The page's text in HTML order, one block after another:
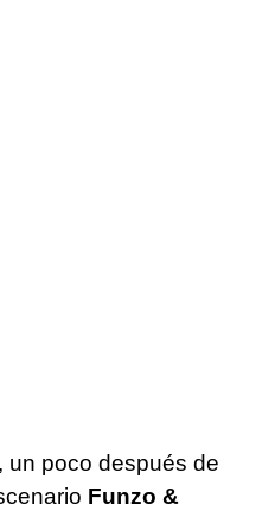
un poco después de
Funzo &